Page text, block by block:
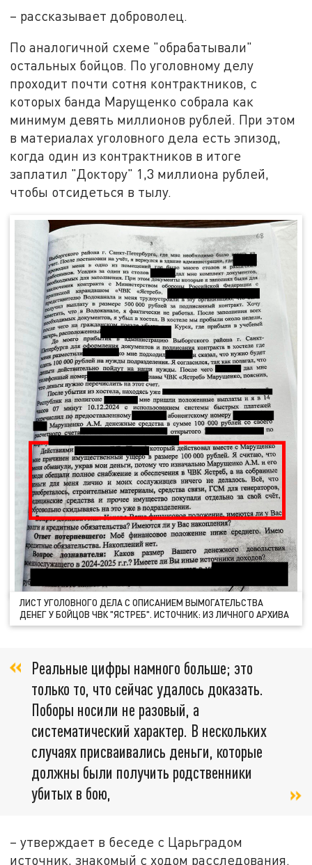
– рассказывает доброволец.
По аналогичной схеме "обрабатывали"
остальных бойцов. По уголовному делу
проходит почти сотня контрактников, с
которых банда Марущенко собрала как
минимум девять миллионов рублей. При этом
в материалах уголовного дела есть эпизод,
когда один из контрактников в итоге
заплатил "Доктору" 1,3 миллиона рублей,
чтобы отсидеться в тылу.
ЛИСТ УГОЛОВНОГО ДЕЛА С ОПИСАНИЕМ ВЫМОГАТЕЛЬСТВА
ДЕНЕГ У БОЙЦОВ ЧВК "ЯСТРЕБ". ИСТОЧНИК: ИЗ ЛИЧНОГО АРХИВА
Реальные цифры намного больше; это
только то, что сейчас удалось доказать.
Поборы носили не разовый, а
систематический характер. В нескольких
случаях присваивались деньги, которые
должны были получить родственники
убитых в бою,
– утверждает в беседе с Царьградом
источник, знакомый с ходом расследования.